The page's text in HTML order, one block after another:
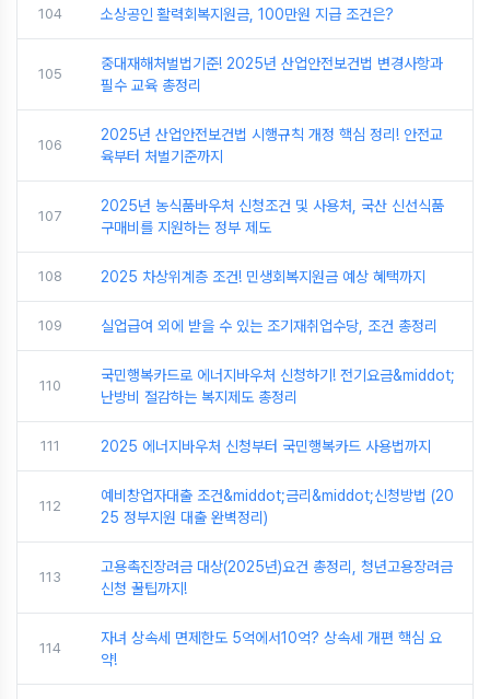
104 소상공인 활력회복지원금, 100만원 지급 조건은?
105
중대재해처벌법기준! 2025년 산업안전보건법 변경사항과
필수 교육 총정리
106
2025년 산업안전보건법 시행규칙 개정 핵심 정리! 안전교
육부터 처벌기준까지
107
2025년 농식품바우처 신청조건 및 사용처, 국산 신선식품
구매비를 지원하는 정부 제도
108 2025 차상위계층 조건! 민생회복지원금 예상 혜택까지
109 실업급여 외에 받을 수 있는 조기재취업수당, 조건 총정리
110
국민행복카드로 에너지바우처 신청하기! 전기요금&middot;
난방비 절감하는 복지제도 총정리
111 2025 에너지바우처 신청부터 국민행복카드 사용법까지
112
예비창업자대출 조건&middot;금리&middot;신청방법 (20
25 정부지원 대출 완벽정리)
113
고용촉진장려금 대상(2025년)요건 총정리, 청년고용장려금
신청 꿀팁까지!
114
자녀 상속세 면제한도 5억에서10억? 상속세 개편 핵심 요
약!